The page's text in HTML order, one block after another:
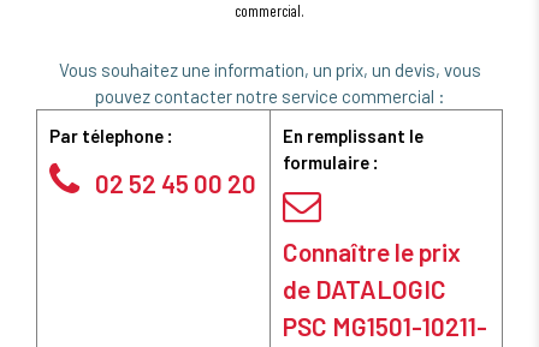
commercial.
Vous souhaitez une information, un prix, un devis, vous
pouvez contacter notre service commercial :
Par télephone :
02 52 45 00 20
En remplissant le
formulaire :
Connaître le prix
de DATALOGIC
PSC MG1501-10211-